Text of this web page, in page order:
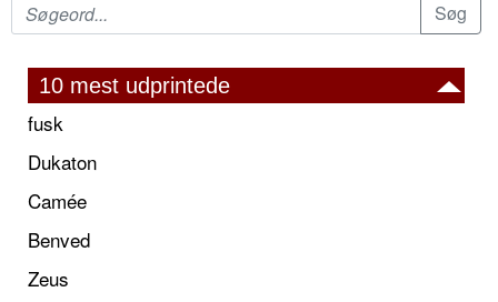
10 mest udprintede
fusk
Dukaton
Camée
Benved
Zeus